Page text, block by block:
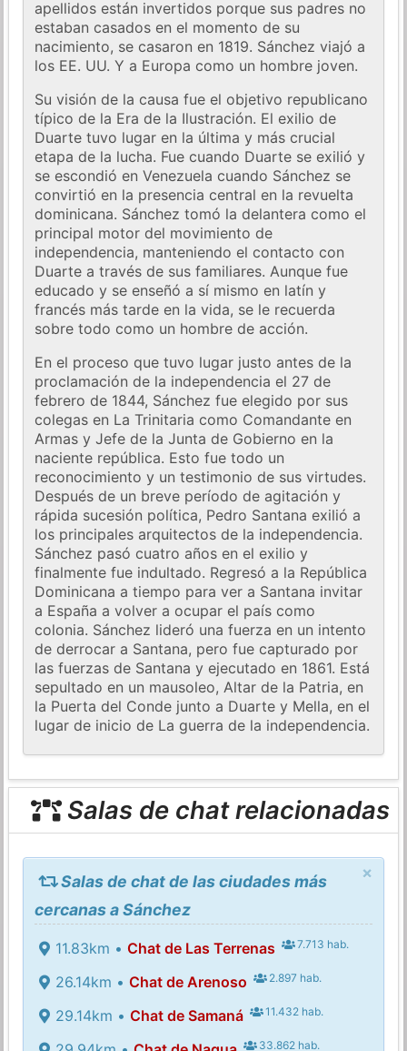
apellidos están invertidos porque sus padres no
estaban casados ​​en el momento de su
nacimiento, se casaron en 1819. Sánchez viajó a
los EE. UU. Y a Europa como un hombre joven.
Su visión de la causa fue el objetivo republicano
típico de la Era de la Ilustración. El exilio de
Duarte tuvo lugar en la última y más crucial
etapa de la lucha. Fue cuando Duarte se exilió y
se escondió en Venezuela cuando Sánchez se
convirtió en la presencia central en la revuelta
dominicana. Sánchez tomó la delantera como el
principal motor del movimiento de
independencia, manteniendo el contacto con
Duarte a través de sus familiares. Aunque fue
educado y se enseñó a sí mismo en latín y
francés más tarde en la vida, se le recuerda
sobre todo como un hombre de acción.
En el proceso que tuvo lugar justo antes de la
proclamación de la independencia el 27 de
febrero de 1844, Sánchez fue elegido por sus
colegas en La Trinitaria como Comandante en
Armas y Jefe de la Junta de Gobierno en la
naciente república. Esto fue todo un
reconocimiento y un testimonio de sus virtudes.
Después de un breve período de agitación y
rápida sucesión política, Pedro Santana exilió a
los principales arquitectos de la independencia.
Sánchez pasó cuatro años en el exilio y
finalmente fue indultado. Regresó a la República
Dominicana a tiempo para ver a Santana invitar
a España a volver a ocupar el país como
colonia. Sánchez lideró una fuerza en un intento
de derrocar a Santana, pero fue capturado por
las fuerzas de Santana y ejecutado en 1861. Está
sepultado en un mausoleo, Altar de la Patria, en
la Puerta del Conde junto a Duarte y Mella, en el
lugar de inicio de La guerra de la independencia.
Salas de chat relacionadas
×
Salas de chat de las ciudades más
cercanas a Sánchez
11.83km • Chat de Las Terrenas 7.713 hab.
26.14km • Chat de Arenoso 2.897 hab.
29.14km • Chat de Samaná 11.432 hab.
33.862 hab.